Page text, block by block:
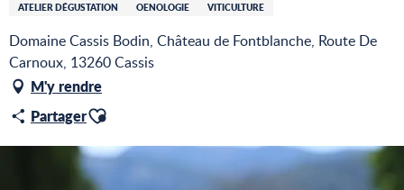
ATELIER DÉGUSTATION OENOLOGIE VITICULTURE
Domaine Cassis Bodin, Château de Fontblanche, Route De
Carnoux, 13260 Cassis
M'y rendre
PartagerAjouter aux favoris